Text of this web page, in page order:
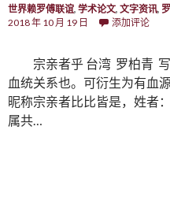
世界赖罗傅联谊, 学术论文, 文字资讯,
2018 年 10 月 19 日
添加评论
宗亲者乎 台湾 罗柏青
血统关系也。可衍生为有血
昵称宗亲者比比皆是，姓者
属共…